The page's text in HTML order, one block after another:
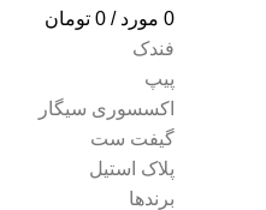
0 مورد /
0 تومان
فندک
پیپ
اکسسوری سیگار
گیفت ست
پلاک استیل
برندها